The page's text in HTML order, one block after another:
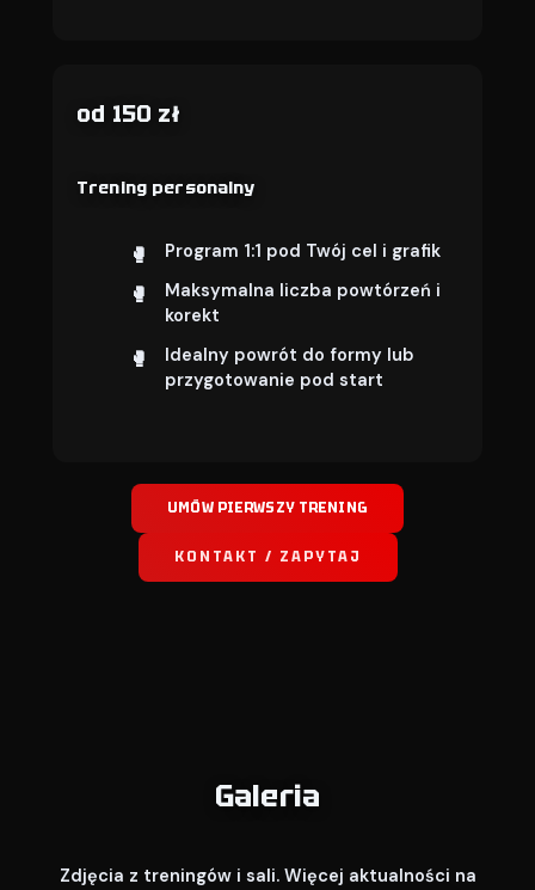
od 150 zł
Trening personalny
Program 1:1 pod Twój cel i grafik
Maksymalna liczba powtórzeń i
korekt
Idealny powrót do formy lub
przygotowanie pod start
UMÓW PIERWSZY TRENING
KONTAKT / ZAPYTAJ
Galeria
Zdjęcia z treningów i sali. Więcej aktualności na